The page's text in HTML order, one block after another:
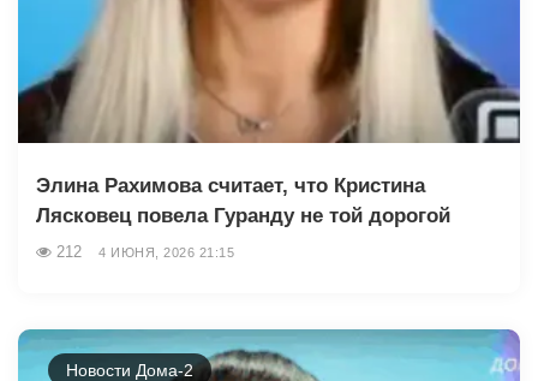
Элина Рахимова считает, что Кристина
Лясковец повела Гуранду не той дорогой
212 4 ИЮНЯ, 2026 21:15
Новости Дома-2